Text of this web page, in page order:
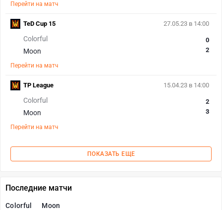
Перейти на матч
27.05.23 в 14:00
Colorful
Moon
0
2
Перейти на матч
TeD Cup 15
15.04.23 в 14:00
Colorful
Moon
2
3
Перейти на матч
TP League
ПОКАЗАТЬ ЕЩЕ
Последние матчи
Colorful Moon